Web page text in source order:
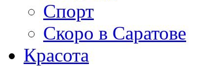
Спорт
Скоро в Саратове
Красота